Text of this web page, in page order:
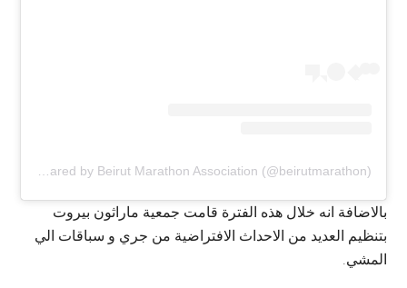
بالاضافة انه خلال هذه الفترة قامت جمعية ماراثون بيروت
بتنظيم العديد من الاحداث الافتراضية من جري و سباقات الي
المشي.